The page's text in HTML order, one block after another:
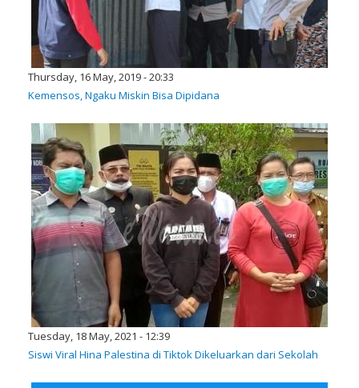
Thursday, 16 May, 2019 - 20:33
Kemensos, Ngaku Miskin Bisa Dipidana
Tuesday, 18 May, 2021 - 12:39
Siswi Viral Hina Palestina di Tiktok Dikeluarkan dari Sekolah